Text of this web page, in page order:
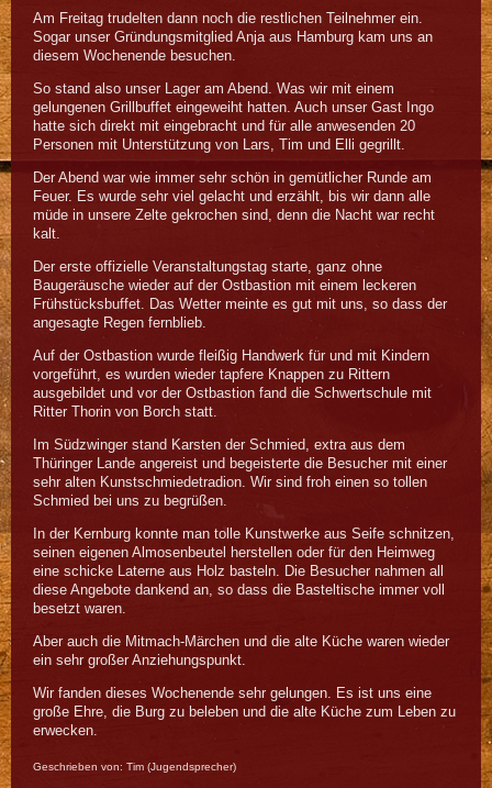
Am Freitag trudelten dann noch die restlichen Teilnehmer ein.
Sogar unser Gründungsmitglied Anja aus Hamburg kam uns an
diesem Wochenende besuchen.
So stand also unser Lager am Abend. Was wir mit einem
gelungenen Grillbuffet eingeweiht hatten. Auch unser Gast Ingo
hatte sich direkt mit eingebracht und für alle anwesenden 20
Personen mit Unterstützung von Lars, Tim und Elli gegrillt.
Der Abend war wie immer sehr schön in gemütlicher Runde am
Feuer. Es wurde sehr viel gelacht und erzählt, bis wir dann alle
müde in unsere Zelte gekrochen sind, denn die Nacht war recht
kalt.
Der erste offizielle Veranstaltungstag starte, ganz ohne
Baugeräusche wieder auf der Ostbastion mit einem leckeren
Frühstücksbuffet. Das Wetter meinte es gut mit uns, so dass der
angesagte Regen fernblieb.
Auf der Ostbastion wurde fleißig Handwerk für und mit Kindern
vorgeführt, es wurden wieder tapfere Knappen zu Rittern
ausgebildet und vor der Ostbastion fand die Schwertschule mit
Ritter Thorin von Borch statt.
Im Südzwinger stand Karsten der Schmied, extra aus dem
Thüringer Lande angereist und begeisterte die Besucher mit einer
sehr alten Kunstschmiedetradion. Wir sind froh einen so tollen
Schmied bei uns zu begrüßen.
In der Kernburg konnte man tolle Kunstwerke aus Seife schnitzen,
seinen eigenen Almosenbeutel herstellen oder für den Heimweg
eine schicke Laterne aus Holz basteln. Die Besucher nahmen all
diese Angebote dankend an, so dass die Basteltische immer voll
besetzt waren.
Aber auch die Mitmach-Märchen und die alte Küche waren wieder
ein sehr großer Anziehungspunkt.
Wir fanden dieses Wochenende sehr gelungen. Es ist uns eine
große Ehre, die Burg zu beleben und die alte Küche zum Leben zu
erwecken.
Geschrieben von: Tim (Jugendsprecher)